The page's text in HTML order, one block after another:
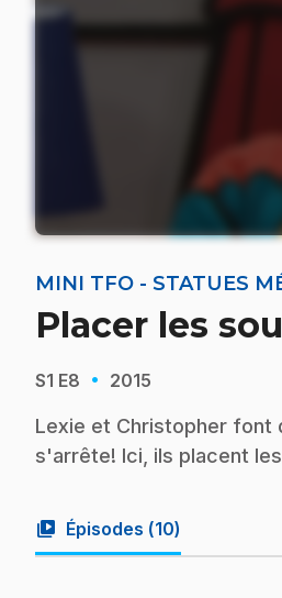
MINI TFO - STATUES
Placer les
S1 E8 · 2015
Lexie et Christopher font
s'arrête! Ici, ils placent
video_library Épisodes (10)